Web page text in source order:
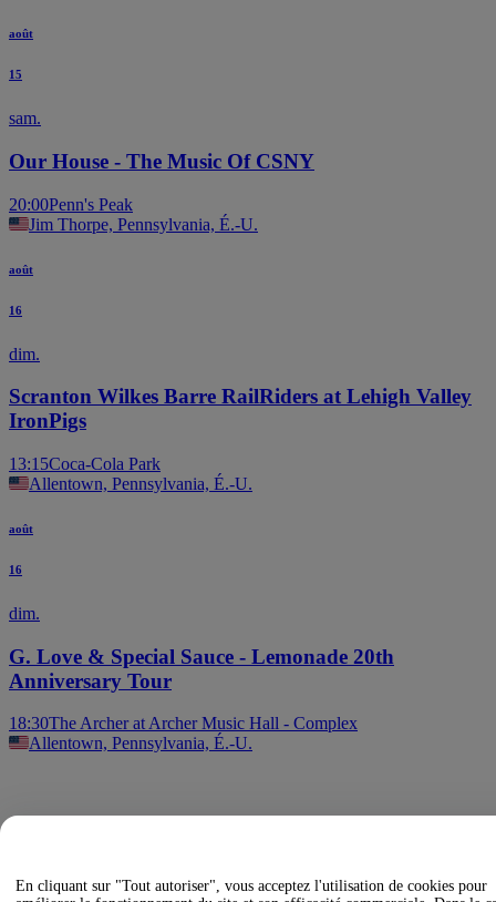
août
15
sam.
Our House - The Music Of CSNY
20:00Penn's Peak
Jim Thorpe, Pennsylvania, É.-U.
août
16
dim.
Scranton Wilkes Barre RailRiders at Lehigh Valley
IronPigs
13:15Coca-Cola Park
Allentown, Pennsylvania, É.-U.
août
16
dim.
G. Love & Special Sauce - Lemonade 20th
Anniversary Tour
18:30The Archer at Archer Music Hall - Complex
Allentown, Pennsylvania, É.-U.
En cliquant sur "Tout autoriser", vous acceptez l'utilisation de cookies pour